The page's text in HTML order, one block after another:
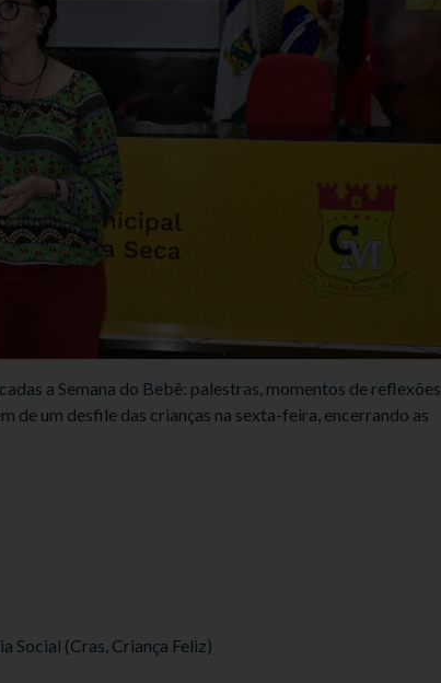
a Semana do Bebê: palestras, momentos de reflexões,
de um desfile das crianças na sexta-feira, encerrando as
Social (Cras, Criança Feliz)